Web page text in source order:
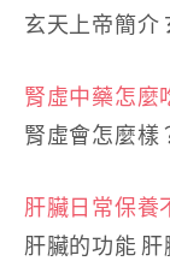
玄天上帝簡介
腎虛中藥怎麼
腎虛會怎麼樣
肝臟日常保養
肝臟的功能